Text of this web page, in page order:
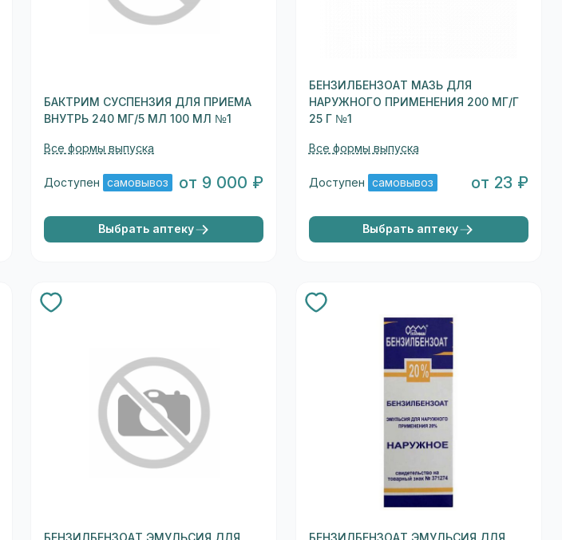
БАКТРИМ СУСПЕНЗИЯ ДЛЯ ПРИЕМА
ВНУТРЬ 240 МГ/5 МЛ 100 МЛ №1
Все формы выпуска
Доступен самовывоз от 9 000 ₽
Выбрать аптеку
БЕНЗИЛБЕНЗОАТ МАЗЬ ДЛЯ
НАРУЖНОГО ПРИМЕНЕНИЯ 200 МГ/Г
25 Г №1
Все формы выпуска
Доступен самовывоз от 23 ₽
Выбрать аптеку